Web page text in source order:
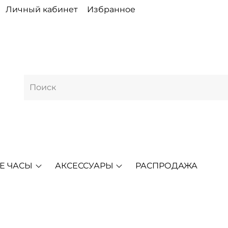
Личный кабинет Избранное
ЧАСЫ АКСЕССУАРЫ РАСПРОДАЖА